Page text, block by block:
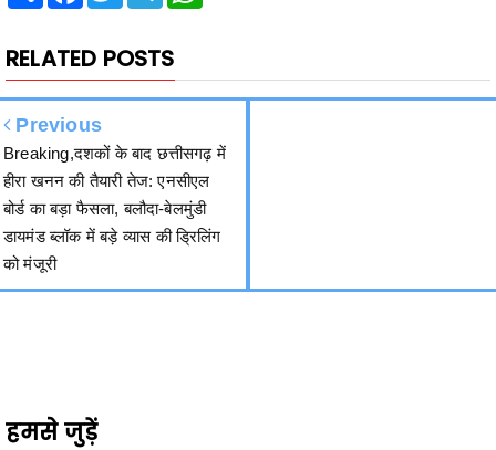
RELATED POSTS
Previous
Breaking,दशकों के बाद छत्तीसगढ़ में
हीरा खनन की तैयारी तेज: एनसीएल
बोर्ड का बड़ा फैसला, बलौदा-बेलमुंडी
डायमंड ब्लॉक में बड़े व्यास की ड्रिलिंग
को मंजूरी
हमसे जुड़ें